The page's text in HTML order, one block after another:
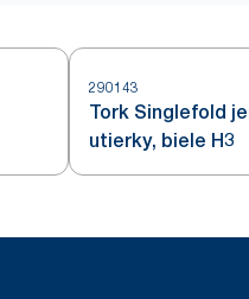
290143
Tork Singlefold
utierky, biele H3